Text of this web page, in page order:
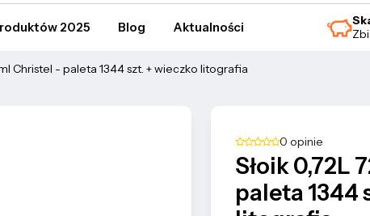
2025 Blog Aktualności
Christel - paleta 1344 szt. + wieczko litografia
0 opinie
Słoik 0,72L
paleta 1344